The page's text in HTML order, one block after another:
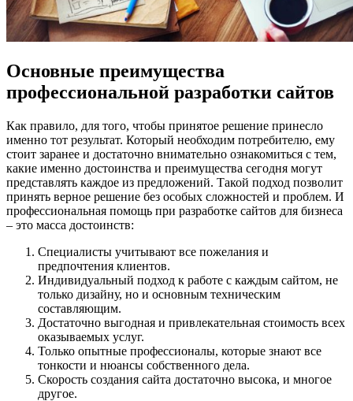
Основные преимущества
профессиональной разработки сайтов
Как правило, для того, чтобы принятое решение принесло
именно тот результат. Который необходим потребителю, ему
стоит заранее и достаточно внимательно ознакомиться с тем,
какие именно достоинства и преимущества сегодня могут
представлять каждое из предложений. Такой подход позволит
принять верное решение без особых сложностей и проблем. И
профессиональная помощь при разработке сайтов для бизнеса
– это масса достоинств:
Специалисты учитывают все пожелания и
предпочтения клиентов.
Индивидуальный подход к работе с каждым сайтом, не
только дизайну, но и основным техническим
составляющим.
Достаточно выгодная и привлекательная стоимость всех
оказываемых услуг.
Только опытные профессионалы, которые знают все
тонкости и нюансы собственного дела.
Скорость создания сайта достаточно высока, и многое
другое.